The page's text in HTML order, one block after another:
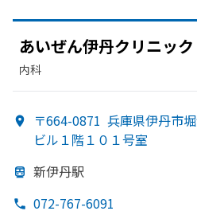
あいぜん伊丹クリニック
内科
〒664-0871 兵庫県伊丹市
ビル１階１０１号室
新伊丹駅
072-767-6091